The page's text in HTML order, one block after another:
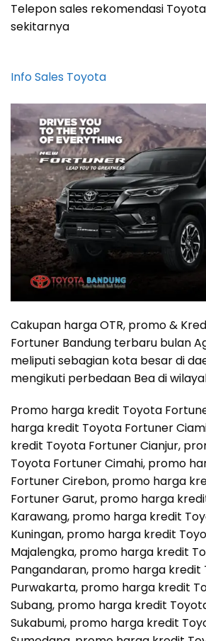
Telepon sales rekomendasi
sekitarnya
Info Sales Toyota
Cakupan harga OTR, promo &
Fortuner Bandung terbaru bulan
meliputi sebagian kota besar di
mengikuti perbedaan Bea di
Promo harga kredit Toyota
harga kredit Toyota Fortuner
kredit Toyota Fortuner Cianjur,
Toyota Fortuner Cimahi, promo
Fortuner Cirebon, promo harga
Fortuner Garut, promo harga
Karawang, promo harga kredit
Kuningan, promo harga kredit
Majalengka, promo harga kredit
Pangandaran, promo harga
Purwakarta, promo harga kredit
Subang, promo harga kredit
Sukabumi, promo harga kredit